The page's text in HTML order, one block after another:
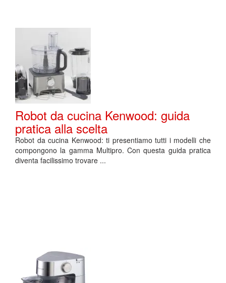
Robot da cucina Kenwood: guida
pratica alla scelta
Robot da cucina Kenwood: ti presentiamo tutti i modelli che
compongono la gamma Multipro. Con questa guida pratica
diventa facilissimo trovare ...